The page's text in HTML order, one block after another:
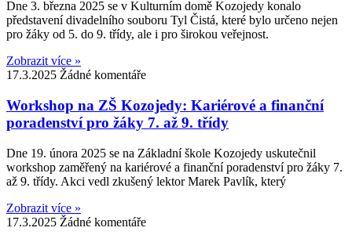
Dne 3. března 2025 se v Kulturním domě Kozojedy konalo
představení divadelního souboru Tyl Čistá, které bylo určeno nejen
pro žáky od 5. do 9. třídy, ale i pro širokou veřejnost.
Zobrazit více »
17.3.2025 Žádné komentáře
Workshop na ZŠ Kozojedy: Kariérové a finanční
poradenství pro žáky 7. až 9. třídy
Dne 19. února 2025 se na Základní škole Kozojedy uskutečnil
workshop zaměřený na kariérové a finanční poradenství pro žáky 7.
až 9. třídy. Akci vedl zkušený lektor Marek Pavlík, který
Zobrazit více »
17.3.2025 Žádné komentáře